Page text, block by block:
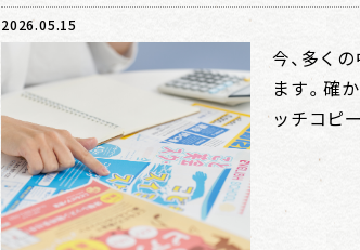
2026.05.15
今、多く
ます。確
ッチコピ